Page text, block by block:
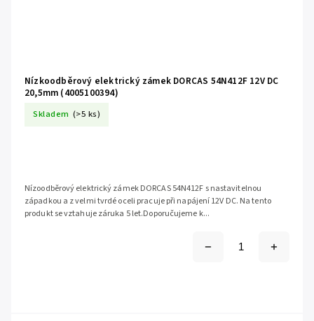
Nízkoodběrový elektrický zámek DORCAS 54N412F 12V DC
20,5mm (4005100394)
Skladem (>5 ks)
Nízoodběrový elektrický zámek DORCAS 54N412F s nastavitelnou
západkou a z velmi tvrdé oceli pracuje při napájení 12V DC. Na tento
produkt se vztahuje záruka 5 let.Doporučujeme k...